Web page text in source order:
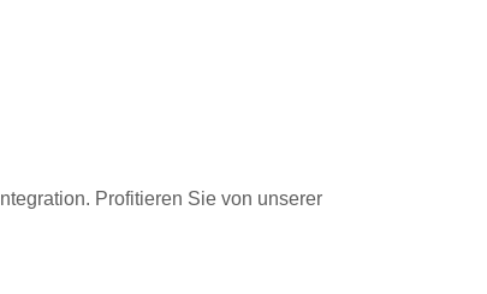
Profitieren Sie von unserer